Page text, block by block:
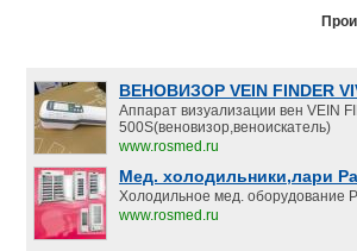
ВЕНОВИЗОР VEIN FINDER
Аппарат визуализации вен VEIN
500S(веновизор,веноискатель)
www.rosmed.ru
Мед. холодильники,лари
Холодильное мед. оборудование
www.rosmed.ru